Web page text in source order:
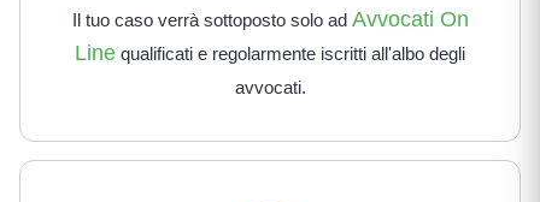
Il tuo caso verrà sottoposto solo ad Avvocati On
Line qualificati e regolarmente iscritti all'albo degli
avvocati.